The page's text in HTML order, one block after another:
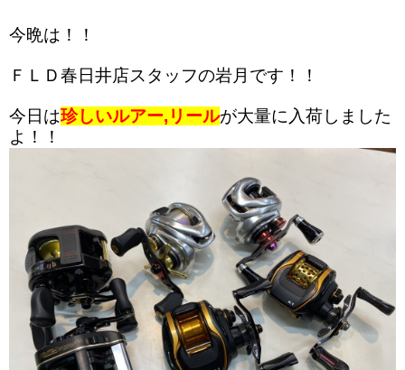
今晩は！！
ＦＬＤ春日井店スタッフの岩月です！！
今日は珍しいルアー,リールが大量に入荷しました
よ！！